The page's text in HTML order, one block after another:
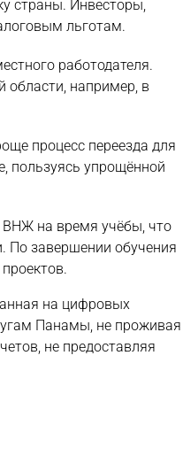
страны. Инвесторы,
льготам.
работодателя.
области, например, в
процесс переезда для
пользуясь упрощённой
ВНЖ на время учёбы, что
По завершении обучения
на цифровых
Панамы, не проживая
не предоставляя